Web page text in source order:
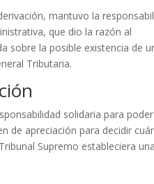
mantuvo la
que dio la razón al
sobre la posible existencia de
Tributaria.
solidaria para poder
de apreciación para decidir
Supremo estableciera una